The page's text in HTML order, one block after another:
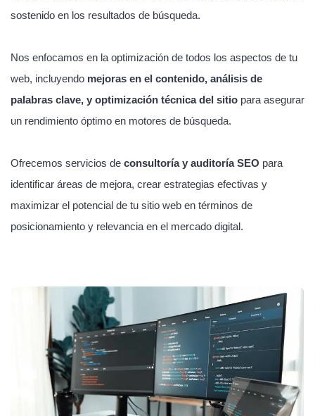
sostenido en los resultados de búsqueda.
Nos enfocamos en la optimización de todos los aspectos de tu
web, incluyendo mejoras en el contenido, análisis de
palabras clave, y optimización técnica del sitio para asegurar
un rendimiento óptimo en motores de búsqueda.
Ofrecemos servicios de consultoría y auditoría SEO para
identificar áreas de mejora, crear estrategias efectivas y
maximizar el potencial de tu sitio web en términos de
posicionamiento y relevancia en el mercado digital.